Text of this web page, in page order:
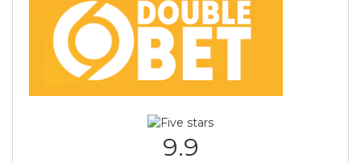
9.9